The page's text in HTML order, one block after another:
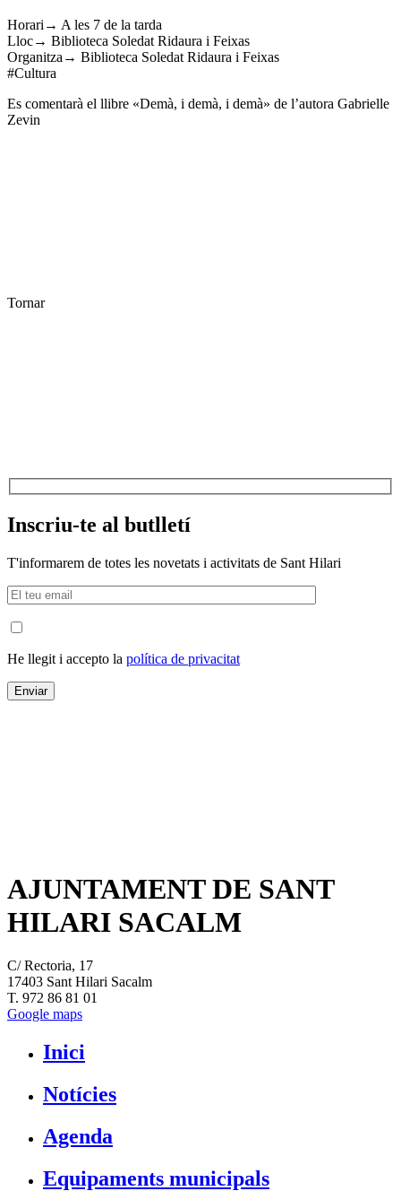
Horari→ A les 7 de la tarda
Lloc→ Biblioteca Soledat Ridaura i Feixas
Organitza→ Biblioteca Soledat Ridaura i Feixas
#Cultura
Es comentarà el llibre «Demà, i demà, i demà» de l’autora Gabrielle
Zevin
Tornar
Inscriu-te al butlletí
T'informarem de totes les novetats i activitats de Sant Hilari
He llegit i accepto la política de privacitat
AJUNTAMENT DE SANT
HILARI SACALM
C/ Rectoria, 17
17403 Sant Hilari Sacalm
T. 972 86 81 01
Google maps
Inici
Notícies
Agenda
Equipaments municipals